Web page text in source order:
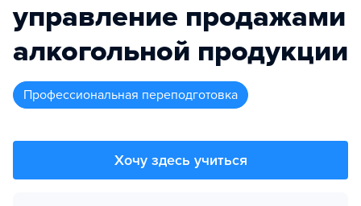
управление продажами
алкогольной продукции
профессиональная переподготовка
Хочу здесь учиться